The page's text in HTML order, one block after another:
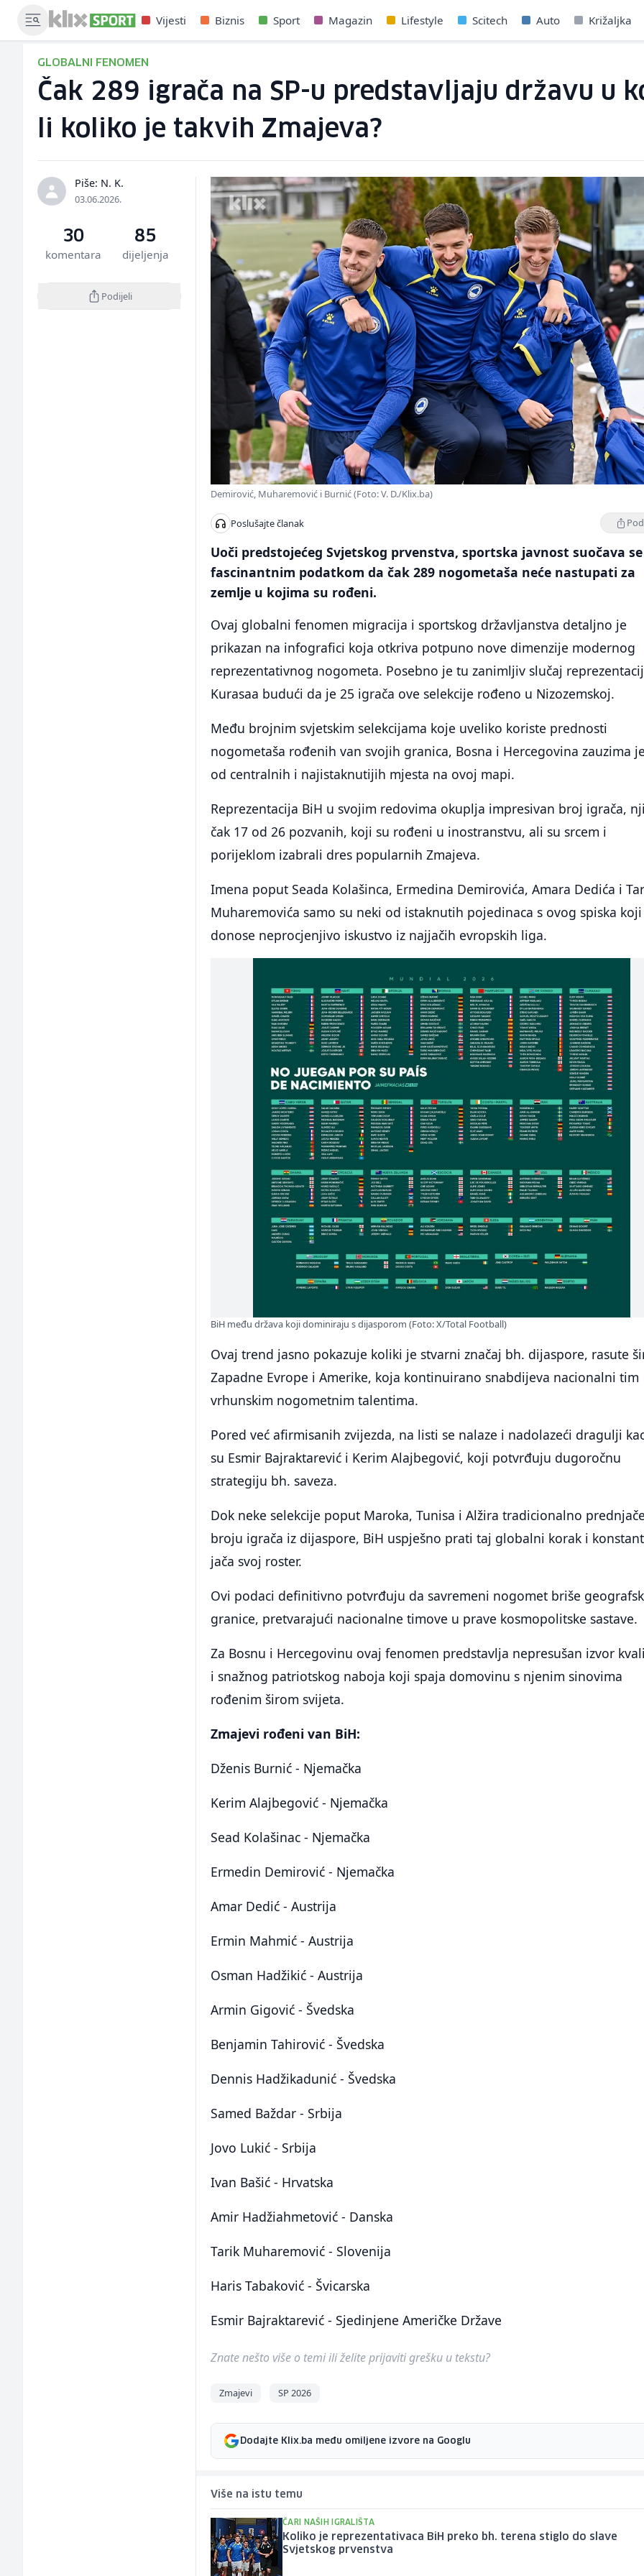
Vijesti Biznis Sport Magazin Lifestyle Scitech Auto Križaljka
GLOBALNI FENOMEN
Čak 289 igrača na SP-u predstavljaju državu u
li koliko je takvih Zmajeva?
Piše: N. K.
03.06.2026.
30
komentara
85
dijeljenja
Podijeli
Demirović, Muharemović i Burnić (Foto: V. D./Klix.ba)
Poslušajte članak
Uoči predstojećeg Svjetskog prvenstva, sportska javnost suočava
fascinantnim podatkom da čak 289 nogometaša neće nastupati za
zemlje u kojima su rođeni.
Ovaj globalni fenomen migracija i sportskog državljanstva detaljno je
prikazan na infografici koja otkriva potpuno nove dimenzije modernog
reprezentativnog nogometa. Posebno je tu zanimljiv slučaj
Kurasaa budući da je 25 igrača ove selekcije rođeno u Nizozemskoj.
Među brojnim svjetskim selekcijama koje uveliko koriste prednosti
nogometaša rođenih van svojih granica, Bosna i Hercegovina zauzima
od centralnih i najistaknutijih mjesta na ovoj mapi.
Reprezentacija BiH u svojim redovima okuplja impresivan broj igrača,
čak 17 od 26 pozvanih, koji su rođeni u inostranstvu, ali su srcem i
porijeklom izabrali dres popularnih Zmajeva.
Imena poput Seada Kolašinca, Ermedina Demirovića, Amara Dedića i
Muharemovića samo su neki od istaknutih pojedinaca s ovog spiska koji
donose neprocjenjivo iskustvo iz najjačih evropskih liga.
BiH među država koji dominiraju s dijasporom (Foto: X/Total Football)
Ovaj trend jasno pokazuje koliki je stvarni značaj bh. dijaspore, rasute
Zapadne Evrope i Amerike, koja kontinuirano snabdijeva nacionalni tim
vrhunskim nogometnim talentima.
Pored već afirmisanih zvijezda, na listi se nalaze i nadolazeći dragulji
su Esmir Bajraktarević i Kerim Alajbegović, koji potvrđuju dugoročnu
strategiju bh. saveza.
Dok neke selekcije poput Maroka, Tunisa i Alžira tradicionalno
broju igrača iz dijaspore, BiH uspješno prati taj globalni korak i
jača svoj roster.
Ovi podaci definitivno potvrđuju da savremeni nogomet briše
granice, pretvarajući nacionalne timove u prave kosmopolitske sastave.
Za Bosnu i Hercegovinu ovaj fenomen predstavlja nepresušan izvor
i snažnog patriotskog naboja koji spaja domovinu s njenim sinovima
rođenim širom svijeta.
Zmajevi rođeni van BiH:
Dženis Burnić - Njemačka
Kerim Alajbegović - Njemačka
Sead Kolašinac - Njemačka
Ermedin Demirović - Njemačka
Amar Dedić - Austrija
Ermin Mahmić - Austrija
Osman Hadžikić - Austrija
Armin Gigović - Švedska
Benjamin Tahirović - Švedska
Dennis Hadžikadunić - Švedska
Samed Baždar - Srbija
Jovo Lukić - Srbija
Ivan Bašić - Hrvatska
Amir Hadžiahmetović - Danska
Tarik Muharemović - Slovenija
Haris Tabaković - Švicarska
Esmir Bajraktarević - Sjedinjene Američke Države
Znate nešto više o temi ili želite prijaviti grešku u tekstu?
Zmajevi SP 2026
Dodajte Klix.ba među omiljene izvore na Googlu
Više na istu temu
ČARI NAŠIH IGRALIŠTA
Koliko je reprezentativaca BiH preko bh. terena stiglo do slave
Svjetskog prvenstva